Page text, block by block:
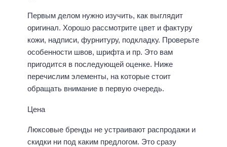
Первым делом нужно изучить, как выглядит
оригинал. Хорошо рассмотрите цвет и фактуру
кожи, надписи, фурнитуру, подкладку. Проверьте
особенности швов, шрифта и пр. Это вам
пригодится в последующей оценке. Ниже
перечислим элементы, на которые стоит
обращать внимание в первую очередь.
Цена
Люксовые бренды не устраивают распродажи и
скидки ни под каким предлогом. Это сразу